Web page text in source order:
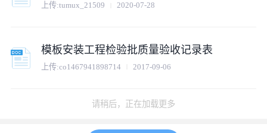
上传:tumux_21509 2020-07-28
模板安装工程检验批质量验收记录表
上传:co1467941898714 2017-09-06
某模板安装工程检验批质量验收记录表
tumux_93208 2020-09-01